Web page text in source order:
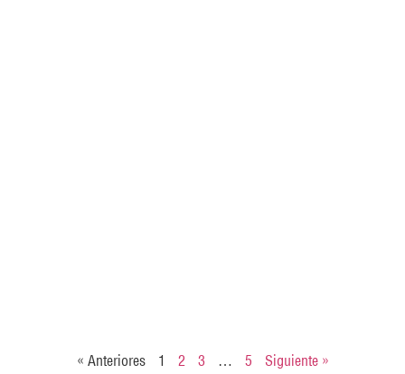
« Anteriores 1 2 3 … 5 Siguiente »